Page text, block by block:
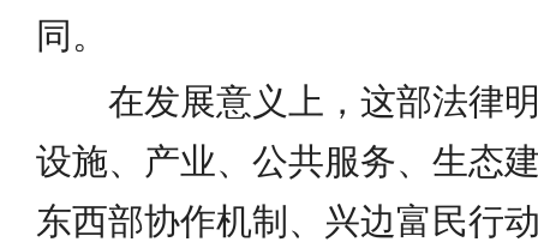
同。
在发展意义上，这部法律
设施、产业、公共服务、生态
东西部协作机制、兴边富民行